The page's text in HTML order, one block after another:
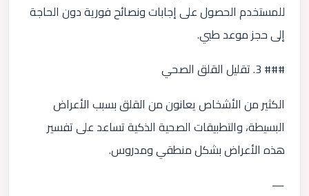
للمستخدم الحصول على إجابات ونصائح فورية دون الحاجة
إلى حجز موعد طبي.
### 3. تقليل القلق الصحي
الكثير من الأشخاص يعانون من القلق بسبب الأعراض
البسيطة، والتطبيقات الصحية الذكية تساعد على تفسير
هذه الأعراض بشكل منطقي ومدروس.
—